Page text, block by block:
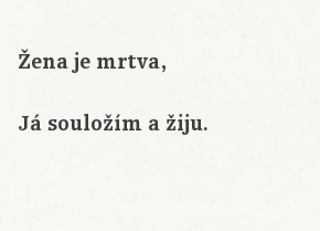
Žena je mrtva,
Já souložím a žiju.